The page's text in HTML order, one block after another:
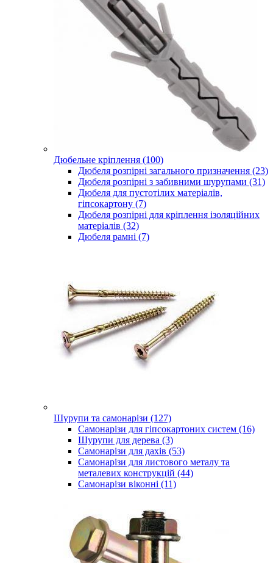
Дюбельне кріплення (100)
Дюбеля розпірні загального призначення (23)
Дюбеля розпірні з забивними шурупами (31)
Дюбеля для пустотілих матеріалів,
гіпсокартону (7)
Дюбеля розпірні для кріплення ізоляційних
матеріалів (32)
Дюбеля рамні (7)
Шурупи та самонарізи (127)
Самонарізи для гіпсокартоних систем (16)
Шурупи для дерева (3)
Самонарізи для дахів (53)
Самонарізи для листового металу та
металевих конструкцій (44)
Самонарізи віконні (11)